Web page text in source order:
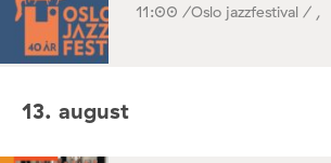
11:00 /Oslo jazzfestival / ,
13. august